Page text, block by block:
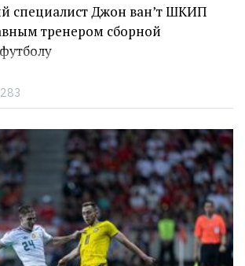
специалист Джон ван’т ШКИП
тренером сборной